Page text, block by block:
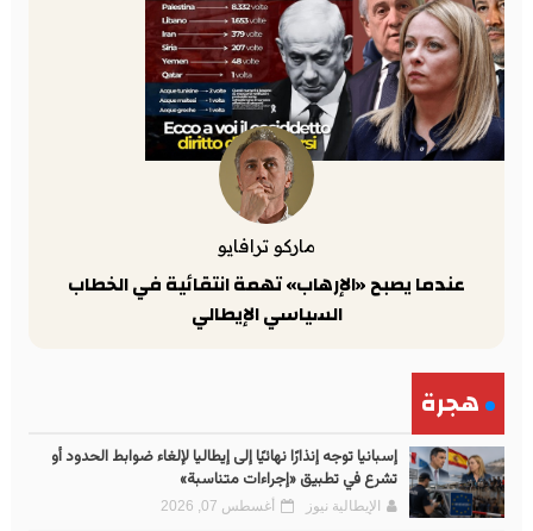
ماركو ترافايو
عندما يصبح «الإرهاب» تهمة انتقائية في الخطاب
السياسي الإيطالي
هجرة
إسبانيا توجه إنذارًا نهائيًا إلى إيطاليا لإلغاء ضوابط الحدود أو
تشرع في تطبيق «إجراءات متناسبة»
الإيطالية نيوز أغسطس 07, 2026